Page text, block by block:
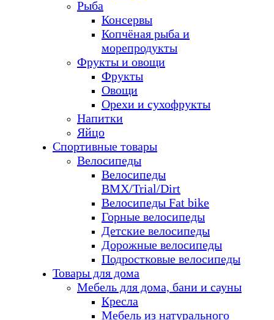
Рыба
Консервы
Копчёная рыба и
морепродукты
Фрукты и овощи
Фрукты
Овощи
Орехи и сухофрукты
Напитки
Яйцо
Спортивные товары
Велосипеды
Велосипеды
BMX/Trial/Dirt
Велосипеды Fat bike
Горные велосипеды
Детские велосипеды
Дорожные велосипеды
Подростковые велосипеды
Товары для дома
Мебель для дома, бани и сауны
Кресла
Мебель из натурального